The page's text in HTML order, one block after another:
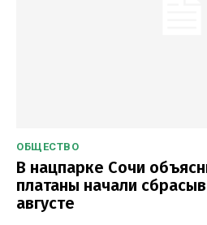
ОБЩЕСТВО
В нацпарке Сочи
платаны начали
августе